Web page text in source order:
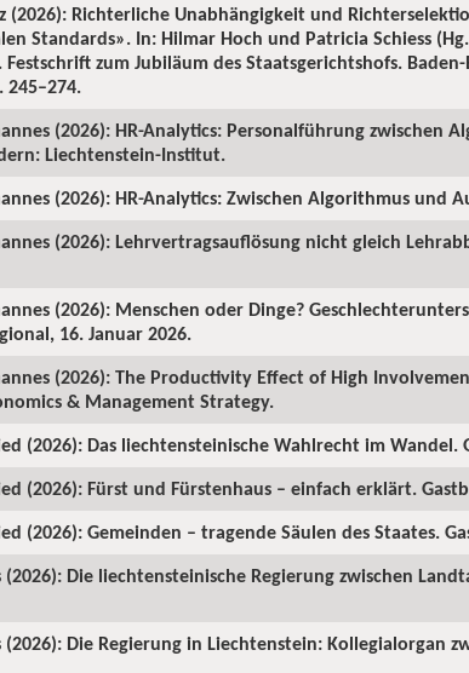
(2026): Richterliche Unabhängigkeit und
Standards». In: Hilmar Hoch und Patricia Schiess
zum Jubiläum des Staatsgerichtshofs.
245–274.
(2026): HR-Analytics: Personalführung zwischen
Liechtenstein-Institut.
(2026): HR-Analytics: Zwischen Algorithmus und
(2026): Lehrvertragsauflösung nicht gleich
(2026): Menschen oder Dinge?
16. Januar 2026.
(2026): The Productivity Effect of High
& Management Strategy.
(2026): Das liechtensteinische Wahlrecht im Wandel.
(2026): Fürst und Fürstenhaus – einfach erklärt.
(2026): Gemeinden – tragende Säulen des Staates.
Die liechtensteinische Regierung zwischen
Die Regierung in Liechtenstein: Kollegialorgan